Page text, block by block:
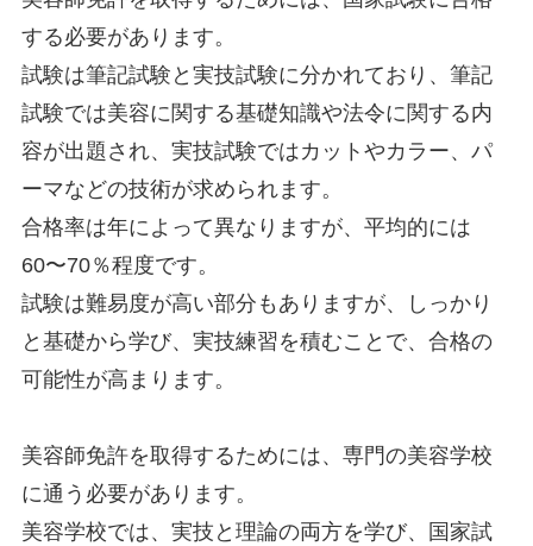
する必要があります。
試験は筆記試験と実技試験に分かれており、筆記
試験では美容に関する基礎知識や法令に関する内
容が出題され、実技試験ではカットやカラー、パ
ーマなどの技術が求められます。
合格率は年によって異なりますが、平均的には
60〜70％程度です。
試験は難易度が高い部分もありますが、しっかり
と基礎から学び、実技練習を積むことで、合格の
可能性が高まります。
美容師免許を取得するためには、専門の美容学校
に通う必要があります。
美容学校では、実技と理論の両方を学び、国家試